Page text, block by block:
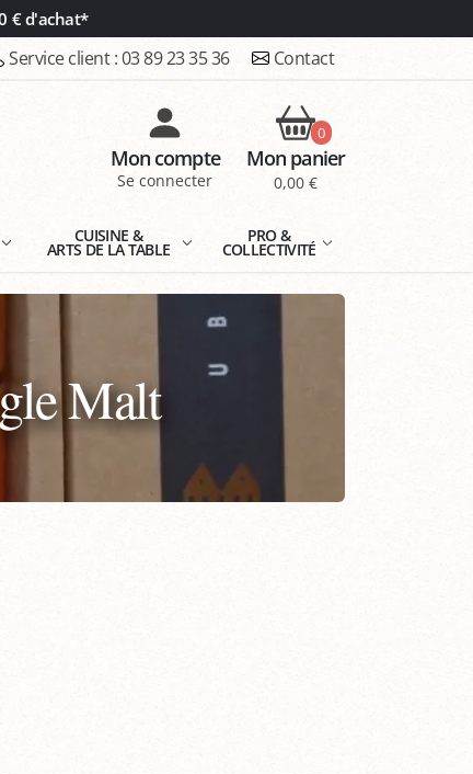
€ d'achat*
Service client :03 89 23 35 36 Contact
Mon compte
Se connecter
0
Mon panier
0,00 €
CUISINE &
ARTS DE LA TABLE
PRO &
COLLECTIVITÉ
Malt